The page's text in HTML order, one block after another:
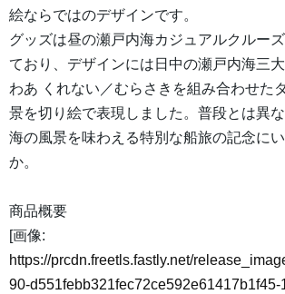
絵ならではのデザインです。
グッズは昼の瀬戸内海カジュアルクルー
ており、デザインには日中の瀬戸内海三
わあ くれない／むらさきを組み合わせた
景を切り絵で表現しました。普段とは異
海の風景を味わえる特別な船旅の記念に
か。
商品概要
[画像:
https://prcdn.freetls.fastly.net/
90-